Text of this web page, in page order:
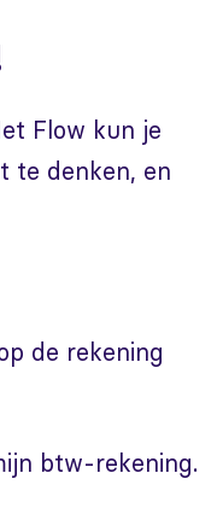
Flow kun je
te denken, en
de rekening
btw-rekening.